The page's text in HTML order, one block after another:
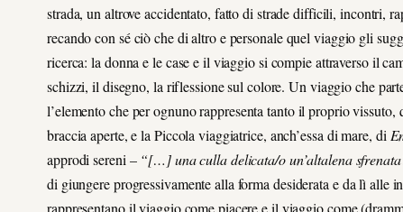
strada, un altrove accidentato, fatto di strade difficili, incontri,
recando con sé ciò che di altro e personale quel viaggio gli
ricerca: la donna e le case e il viaggio si compie attraverso il
schizzi, il disegno, la riflessione sul colore. Un viaggio che
l’elemento che per ognuno rappresenta tanto il proprio
braccia aperte, e la Piccola viaggiatrice, anch’essa di mare, di
approdi sereni – “[…] una culla delicata/o un’altalena
di giungere progressivamente alla forma desiderata e da lì
rappresentano il viaggio come piacere e il viaggio come